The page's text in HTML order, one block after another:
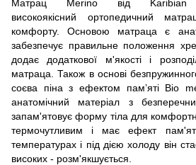
Матрац Merino від
високоякісний ортопедичний
комфорту. Основою матраца є
забезпечує правильне положення
додає додаткової м'якості і
матраца. Також в основі
соєва піна з ефектом пам’яті Bio
анатомічний матеріал з
запам'ятовує форму тіла для
термочутливим і має ефект
температурах і під дією холоду він
високих - розм'якшується.